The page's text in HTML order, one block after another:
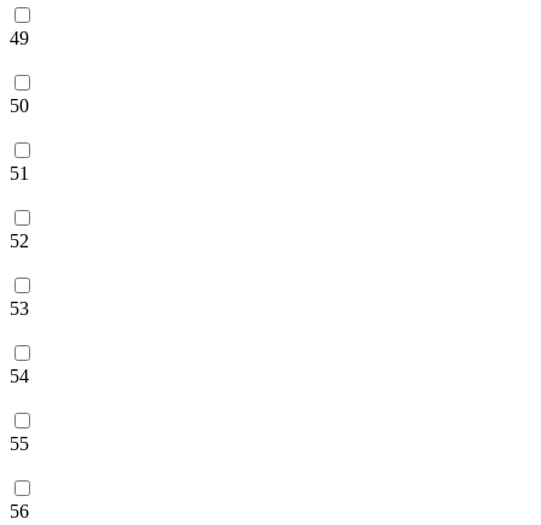
49
50
51
52
53
54
55
56